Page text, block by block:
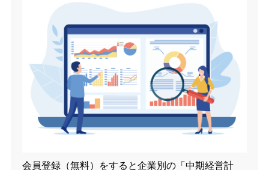
会員登録（無料）をすると企業別の「中期経営計